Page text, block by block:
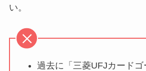
い。
過去に「三菱UFJカードゴ